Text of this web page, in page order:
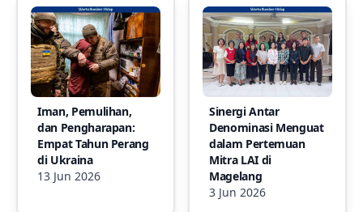
Iman, Pemulihan,
dan Pengharapan:
Empat Tahun Perang
di Ukraina
13 Jun 2026
Sinergi Antar
Denominasi Menguat
dalam Pertemuan
Mitra LAI di
Magelang
3 Jun 2026